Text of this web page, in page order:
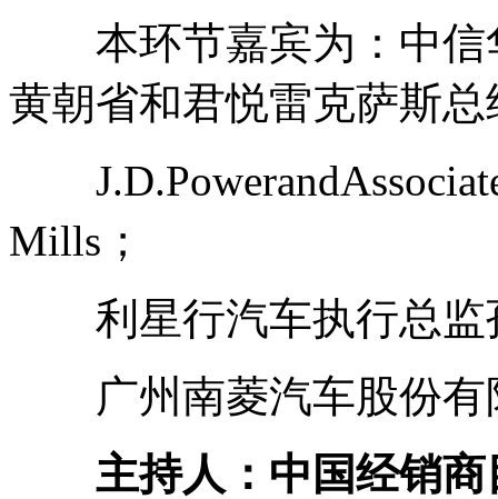
本环节嘉宾为：中信
黄朝省和君悦雷克萨斯
Mills；
利星行汽车执行总监
广州南菱汽车股份有
主持人：中国经销